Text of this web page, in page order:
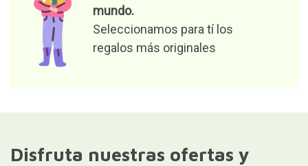
mundo.
Seleccionamos para tí los
regalos más originales
Disfruta nuestras ofertas y